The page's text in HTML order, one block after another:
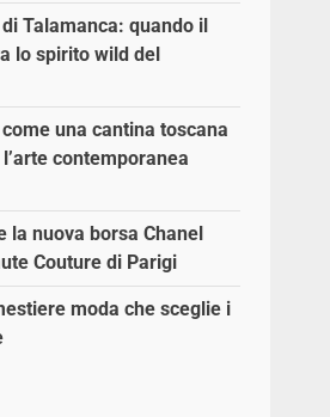
Talamanca: quando il
lo spirito wild del
una cantina toscana
contemporanea
la nuova borsa Chanel
Couture di Parigi
moda che sceglie i